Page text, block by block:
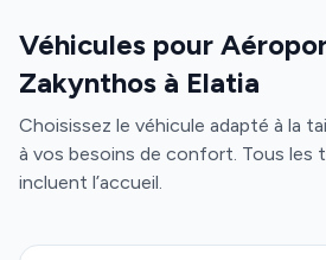
Véhicules pour
Zakynthos à Elatia
Choisissez le véhicule adapté à la
à vos besoins de confort. Tous les
incluent l’accueil.